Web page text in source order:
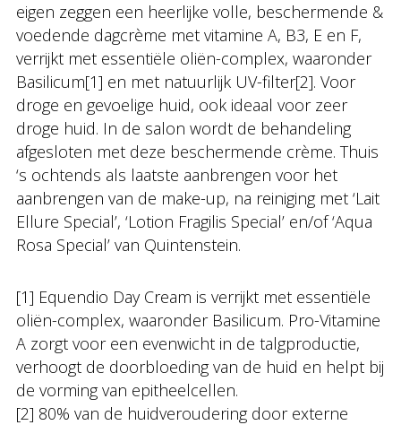
eigen zeggen een heerlijke volle, beschermende &
voedende dagcrème met vitamine A, B3, E en F,
verrijkt met essentiële oliën-complex, waaronder
Basilicum[1] en met natuurlijk UV-filter[2]. Voor
droge en gevoelige huid, ook ideaal voor zeer
droge huid. In de salon wordt de behandeling
afgesloten met deze beschermende crème. Thuis
‘s ochtends als laatste aanbrengen voor het
aanbrengen van de make-up, na reiniging met ‘Lait
Ellure Special’, ‘Lotion Fragilis Special’ en/of ‘Aqua
Rosa Special’ van Quintenstein.
[1] Equendio Day Cream is verrijkt met essentiële
oliën-complex, waaronder Basilicum. Pro-Vitamine
A zorgt voor een evenwicht in de talgproductie,
verhoogt de doorbloeding van de huid en helpt bij
de vorming van epitheelcellen.
[2] 80% van de huidveroudering door externe